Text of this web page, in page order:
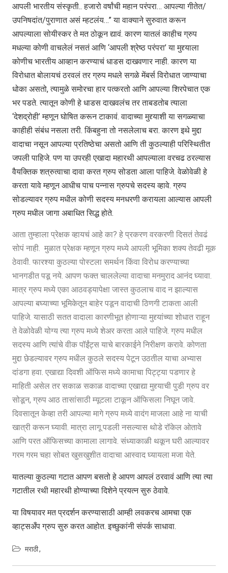
आपली भारतीय संस्कृती.. हजारो वर्षांची महान परंपरा… आपल्या गीतेत/
उपनिषदांत/पुराणात असं म्हटलंय…” या वाक्याने सुरुवात करून
आपल्याला सोयीस्कर ते मत ठोकून द्यावं. कारण यातलं काहीच ग्रुप
मधल्या कोणी वाचलेलं नसतं आणि ‘आपली श्रेष्ठ परंपरा’ या मुद्द्याला
कोणीच भारतीय आव्हान करण्याचं धाडस दाखवणार नाही. कारण या
विरोधात बोलायचं ठरवलं तर ग्रुप मधले सगळे मेंबर्स विरोधात जाण्याचा
धोका असतो, त्यामुळे समोरचा हार पत्करतो आणि आपल्या शिरपेचात एक
भर पडते. त्यातून कोणी हे धाडस दाखवलंच तर ताबडतोब त्याला
‘देशद्रोही’ म्हणून घोषित करून टाकावं. वादाच्या मुद्द्याशी या सगळ्याचा
काहीही संबंध नसला तरी. किंबहुना तो नसलेलाच बरा. कारण इथे मुद्दा
वादाचा नसून आपल्या प्रतिष्ठेचा असतो आणि ती कुठल्याही परिस्थितीत
जपली पाहिजे. पण या उपरही एखादा महारथी आपल्याला वरचढ ठरल्यास
वैयक्तिक शत्रुत्वाचा दावा करत ग्रुप सोडता आला पाहिजे. वेळोवेळी हे
करता यावे म्हणून आधीच पाच पन्नास ग्रुपचे सदस्य व्हावे. ग्रुप
सोडल्यावर ग्रुप मधील कोणी सदस्य मनधरणी करायला आल्यास आपली
ग्रुप मधील जागा अबाधित सिद्ध होते.
आता तुम्हाला प्रेक्षक व्हायचं आहे का? हे प्रकरण वरकरणी दिसतं तेवढं
सोपं नाही. मुळात प्रेक्षक म्हणून ग्रुप मध्ये आपली भूमिका शक्य तेवढी मूक
ठेवावी. फारश्या कुठल्या पोस्टला समर्थन किंवा विरोध करण्याच्या
भानगडीत पडू नये. आपण फक्त चाललेल्या वादाचा मनमुराद आनंद घ्यावा.
मात्र ग्रुप मध्ये एका आठवड्यापेक्षा जास्त कुठलाच वाद न झाल्यास
आपल्या बघ्याच्या भूमिकेतून बाहेर पडून वादाची ठिणगी टाकता आली
पाहिजे. यासाठी सतत वादाला कारणीभूत होणाऱ्या मुद्द्यांच्या शोधात राहून
ते वेळोवेळी योग्य त्या ग्रुप मध्ये शेअर करता आले पाहिजे. ग्रुप मधील
सदस्य आणि त्यांचे वीक पॉईंट्स याचे बारकाईने निरीक्षण करावे. कोणता
मुद्दा छेडल्यावर ग्रुप मधील कुठले सदस्य पेटून उठतील याचा अभ्यास
दांडगा हवा. एखाद्या दिवशी ऑफिस मध्ये कामाचा पिट्ट्या पडणार हे
माहिती असेल तर सकाळ सकाळ वादाच्या एखाद्या मुद्द्याची पुडी ग्रुप वर
सोडून, ग्रुप आठ तासांसाठी म्यूटला टाकून ऑफिसला निघून जावे.
दिवसातून केव्हा तरी आपल्या मागे ग्रुप मध्ये वादंग माजला आहे ना याची
खात्री करून घ्यावी. मात्रा लागू पडली नसल्यास थोडे रॉकेल ओतावे
आणि परत ऑफिसच्या कामाला लागावे. संध्याकाळी थकून घरी आल्यावर
गरम गरम चहा सोबत खुसखुशीत वादाचा आस्वाद घ्यायला मजा येते.
यातल्या कुठल्या गटात आपण बसतो हे आपण आपलं ठरवावं आणि त्या त्या
गटातील रथी महारथी होण्याच्या दिशेने प्रयत्न सुरु ठेवावे.
या विषयावर मत प्रदर्शन करण्यासाठी आम्ही लवकरच आमचा एक
व्हाट्सअँप ग्रुप सुरु करत आहोत. इच्छुकांनी संपर्क साधावा.
मराठी
Post